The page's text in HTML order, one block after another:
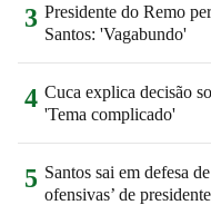
3 Presidente do Remo
Santos: 'Vagabundo'
4 Cuca explica decisão
'Tema complicado'
5 Santos sai em defesa
ofensivas’ de